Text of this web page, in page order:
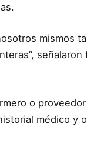
mismos
o
médico y